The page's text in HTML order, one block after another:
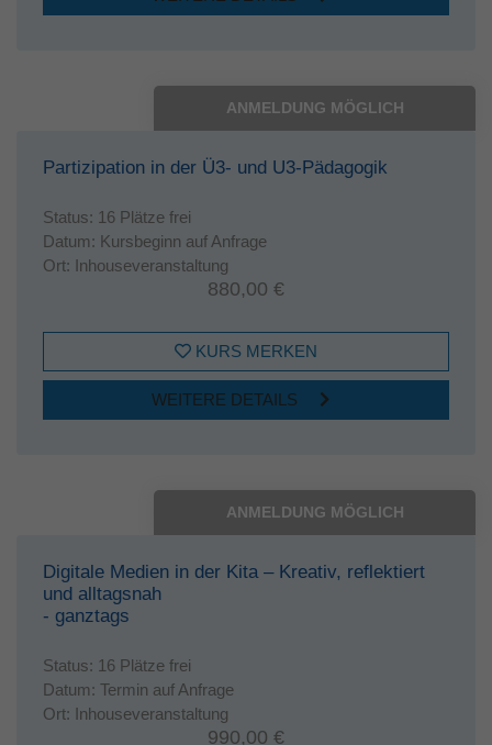
ANMELDUNG MÖGLICH
Partizipation in der Ü3- und U3-Pädagogik
Status: 16 Plätze frei
Datum: Kursbeginn auf Anfrage
Ort: Inhouseveranstaltung
880,00 €
KURS MERKEN
WEITERE DETAILS
ANMELDUNG MÖGLICH
Digitale Medien in der Kita – Kreativ, reflektiert
und alltagsnah
- ganztags
Status: 16 Plätze frei
Datum: Termin auf Anfrage
Ort: Inhouseveranstaltung
990,00 €